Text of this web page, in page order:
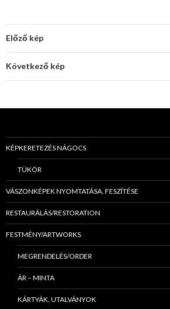
Előző kép
Következő kép
KÉPKERETEZÉS NÁGOCS
TÜKÖR
VÁSZONKÉPEK NYOMTATÁSA, FESZÍTÉSE
RESTAURÁLÁS/RESTORATION
FESTMÉNY/ARTWORKS
MEGRENDELÉS/ORDER
ÁR – MINTA
KÁRTYÁK, UTALVÁNYOK